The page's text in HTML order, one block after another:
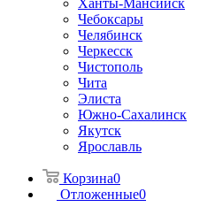
Ханты-Мансийск
Чебоксары
Челябинск
Черкесск
Чистополь
Чита
Элиста
Южно-Сахалинск
Якутск
Ярославль
Корзина0
Отложенные0